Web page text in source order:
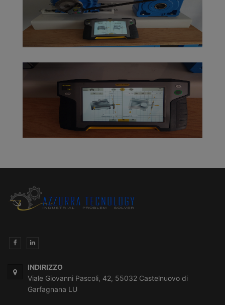
INDIRIZZO
Viale Giovanni Pascoli, 42, 55032 Castelnuovo di
Garfagnana LU